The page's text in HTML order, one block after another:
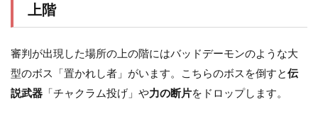
上階
審判が出現した場所の上の階にはバッドデーモンのような大
型のボス「置かれし者」がいます。こちらのボスを倒すと伝
説武器 「チャクラム投げ」や力の断片をドロップします。